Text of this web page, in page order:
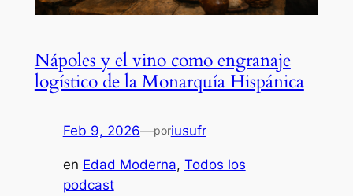
Nápoles y el vino como engranaje
logístico de la Monarquía Hispánica
Feb 9, 2026—poriusufr
en Edad Moderna, Todos los
podcast